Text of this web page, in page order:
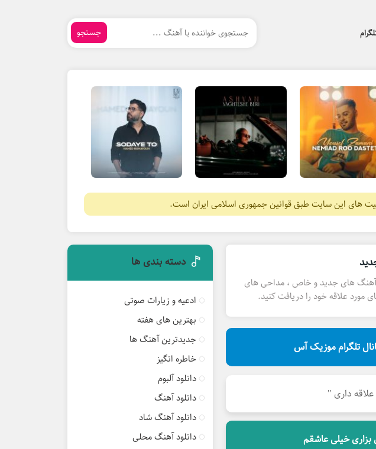
جستجو
های این سایت طبق قوانین جمهوری اسلامی ایران است.
آهنگ های جدید و خاص ، مداحی های
مورد علاقه خود را دریافت کنید.
تلگرام موزیک آس
داری "
بزاری خیلی عاشقم
دسته بندی ها
ادعیه و زیارات صوتی
بهترین های هفته
جدیدترین آهنگ ها
خاطره انگیز
دانلود آلبوم
دانلود آهنگ
دانلود آهنگ شاد
دانلود آهنگ محلی